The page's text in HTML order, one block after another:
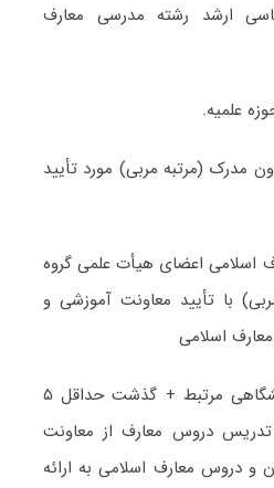
ارشد رشته مدرسی معارف
مدرک (مرتبه مربی) مورد تأیید
اسلامی اعضای هیأت علمی گروه
با تأیید معاونت آموزشی و
اسلامی
۵) دارای مدرک ارشد دانشگاهی مرتبط + گذشت حداقل ۵
دروس معارف از معاونت
و دروس معارف اسلامی به ارائه